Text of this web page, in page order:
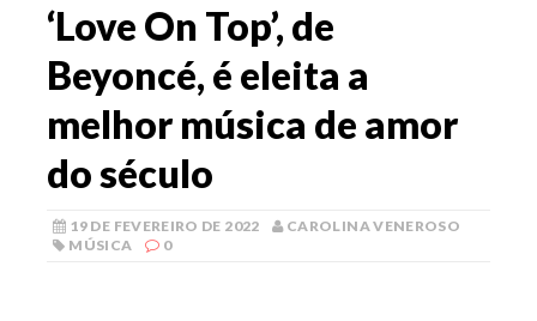
‘Love On Top’, de
Beyoncé, é eleita a
melhor música de amor
do século
19 DE FEVEREIRO DE 2022
CAROLINA VENEROSO
MÚSICA
0